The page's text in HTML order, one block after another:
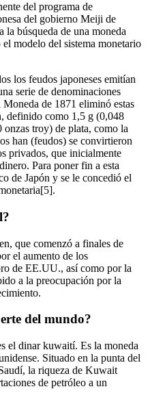
del programa de
del gobierno Meiji de
búsqueda de una moneda
modelo del sistema monetario
los feudos japoneses emitían
serie de denominaciones
de 1871 eliminó estas
definido como 1,5 g (0,048
troy) de plata, como la
han (feudos) se convirtieron
privados, que inicialmente
Para poner fin a esta
de Japón y se le concedió el
que comenzó a finales de
el aumento de los
de EE.UU., así como por la
a la preocupación por la
del mundo?
el dinar kuwaití. Es la moneda
Situado en la punta del
la riqueza de Kuwait
de petróleo a un